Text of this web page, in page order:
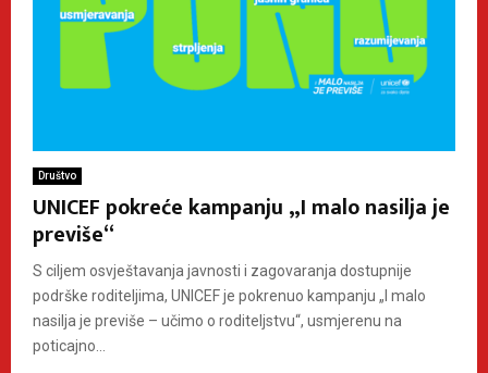
Društvo
UNICEF pokreće kampanju „I malo nasilja je
previše“
S ciljem osvještavanja javnosti i zagovaranja dostupnije
podrške roditeljima, UNICEF je pokrenuo kampanju „I malo
nasilja je previše – učimo o roditeljstvu“, usmjerenu na
poticajno...